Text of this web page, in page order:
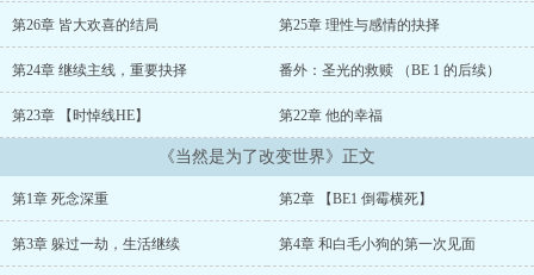
第26章 皆大欢喜的结局 第25章 理性与感情的抉择
第24章 继续主线，重要抉择 番外：圣光的救赎 （BE 1 的后续）
第23章 【时悼线HE】 第22章 他的幸福
《当然是为了改变世界》正文
第1章 死念深重 第2章 【BE1 倒霉横死】
第3章 躲过一劫，生活继续 第4章 和白毛小狗的第一次见面